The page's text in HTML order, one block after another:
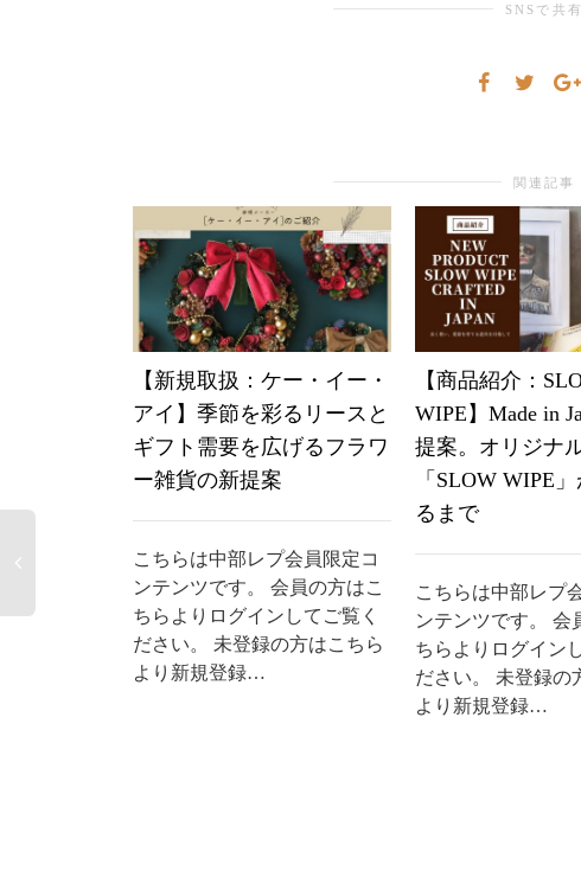
SNSで共有
関連記事
【新規取扱：ケー・イー・
アイ】季節を彩るリースと
ギフト需要を広げるフラワ
ー雑貨の新提案
こちらは中部レプ会員限定コ
ンテンツです。 会員の方はこ
ちらよりログインしてご覧く
ださい。 未登録の方はこちら
より新規登録…
【商品紹介：
WIPE】Made in
提案。オリジナ
「SLOW WIPE
るまで
こちらは中部レプ
ンテンツです。 会
ちらよりログイン
ださい。 未登録の
より新規登録…